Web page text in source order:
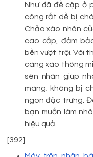
Như đã đề cập ở
công rất dễ bị
Chảo xào nhân
cao cấp, đảm
bền vượt trội. Với
càng xào thông
sên nhân giúp
màng, không bị
ngon đặc trưng.
bạn muốn làm
hiệu quả.
[392]